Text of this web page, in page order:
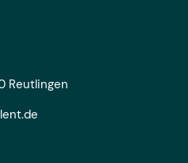
Reutlingen